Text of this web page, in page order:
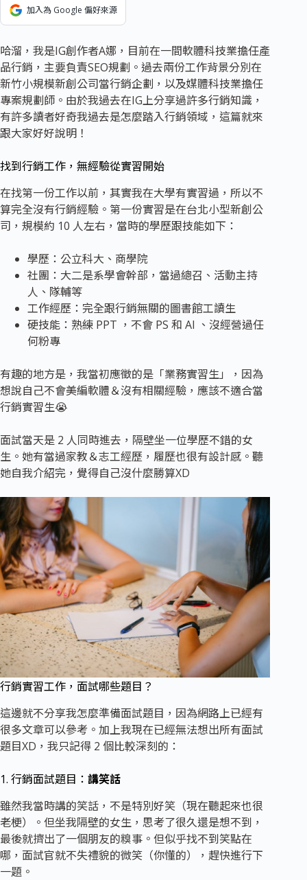
加入為 Google 偏好來源
哈溜，我是IG創作者A娜，目前在一間軟體科技業擔任產
品行銷，主要負責SEO規劃。過去兩份工作背景分別在
新竹小規模新創公司當行銷企劃，以及媒體科技業擔任
專案規劃師。由於我過去在IG上分享過許多行銷知識，
有許多讀者好奇我過去是怎麼踏入行銷領域，這篇就來
跟大家好好說明！
找到行銷工作，無經驗從實習開始
在找第一份工作以前，其實我在大學有實習過，所以不
算完全沒有行銷經驗。第一份實習是在台北小型新創公
司，規模約 10 人左右，當時的學歷跟技能如下：
學歷：公立科大、商學院
社團：大二是系學會幹部，當過總召、活動主持
人、隊輔等
工作經歷：完全跟行銷無關的圖書館工讀生
硬技能：熟練 PPT ，不會 PS 和 AI 、沒經營過任
何粉專
有趣的地方是，我當初應徵的是「業務實習生」，因為
想說自己不會美編軟體＆沒有相關經驗，應該不適合當
行銷實習生😭
面試當天是 2 人同時進去，隔壁坐一位學歷不錯的女
生。她有當過家教＆志工經歷，履歷也很有設計感。聽
她自我介紹完，覺得自己沒什麼勝算XD
行銷實習工作，面試哪些題目？
這邊就不分享我怎麼準備面試題目，因為網路上已經有
很多文章可以參考。加上我現在已經無法想出所有面試
題目XD，我只記得 2 個比較深刻的：
1. 行銷面試題目： 講笑話
雖然我當時講的笑話，不是特別好笑（現在聽起來也很
老梗）。但坐我隔壁的女生，思考了很久還是想不到，
最後就擠出了一個朋友的糗事。但似乎找不到笑點在
哪，面試官就不失禮貌的微笑（你懂的），趕快進行下
一題。